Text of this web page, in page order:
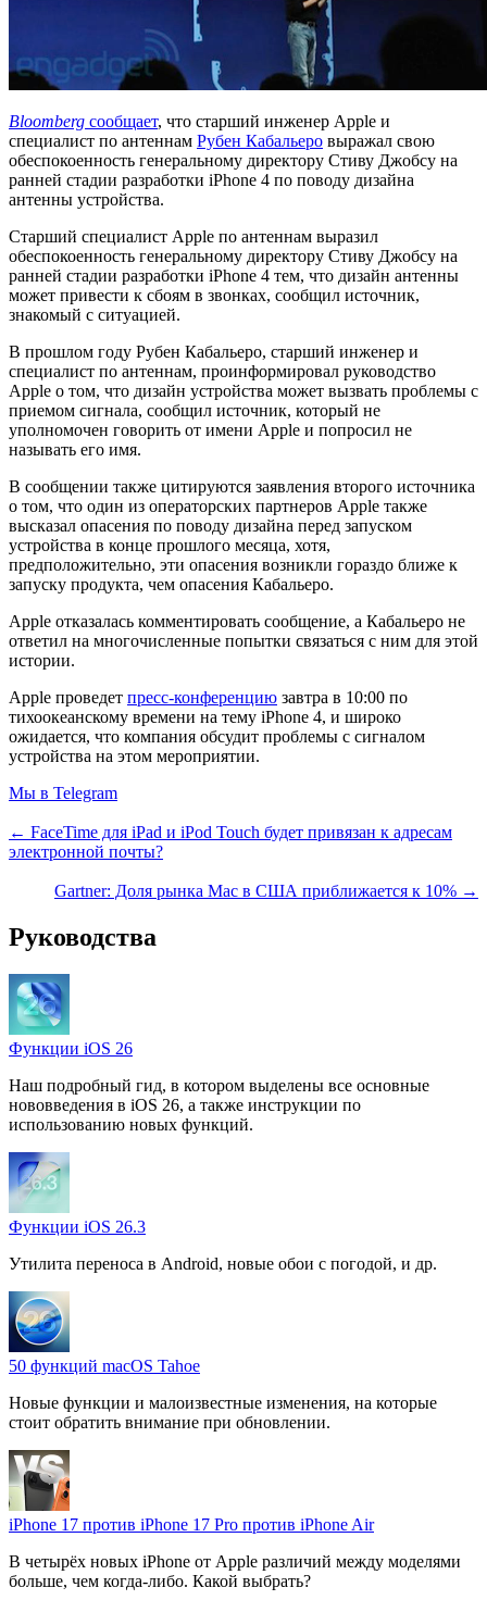
Bloomberg сообщает, что старший инженер Apple и
специалист по антеннам Рубен Кабальеро выражал свою
обеспокоенность генеральному директору Стиву Джобсу на
ранней стадии разработки iPhone 4 по поводу дизайна
антенны устройства.
Старший специалист Apple по антеннам выразил
обеспокоенность генеральному директору Стиву Джобсу на
ранней стадии разработки iPhone 4 тем, что дизайн антенны
может привести к сбоям в звонках, сообщил источник,
знакомый с ситуацией.
В прошлом году Рубен Кабальеро, старший инженер и
специалист по антеннам, проинформировал руководство
Apple о том, что дизайн устройства может вызвать проблемы с
приемом сигнала, сообщил источник, который не
уполномочен говорить от имени Apple и попросил не
называть его имя.
В сообщении также цитируются заявления второго источника
о том, что один из операторских партнеров Apple также
высказал опасения по поводу дизайна перед запуском
устройства в конце прошлого месяца, хотя,
предположительно, эти опасения возникли гораздо ближе к
запуску продукта, чем опасения Кабальеро.
Apple отказалась комментировать сообщение, а Кабальеро не
ответил на многочисленные попытки связаться с ним для этой
истории.
Apple проведет пресс-конференцию завтра в 10:00 по
тихоокеанскому времени на тему iPhone 4, и широко
ожидается, что компания обсудит проблемы с сигналом
устройства на этом мероприятии.
Мы в Telegram
← FaceTime для iPad и iPod Touch будет привязан к адресам
электронной почты?
Gartner: Доля рынка Mac в США приближается к 10% →
Руководства
Функции iOS 26
Наш подробный гид, в котором выделены все основные
нововведения в iOS 26, а также инструкции по
использованию новых функций.
Функции iOS 26.3
Утилита переноса в Android, новые обои с погодой, и др.
50 функций macOS Tahoe
Новые функции и малоизвестные изменения, на которые
стоит обратить внимание при обновлении.
iPhone 17 против iPhone 17 Pro против iPhone Air
В четырёх новых iPhone от Apple различий между моделями
больше, чем когда-либо. Какой выбрать?